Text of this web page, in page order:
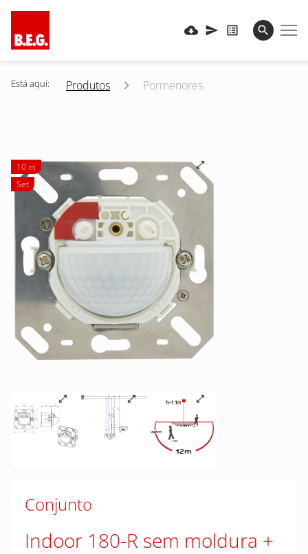
Está aqui: Produtos Pormenores
10 m
Set
Conjunto
Indoor 180-R sem moldura